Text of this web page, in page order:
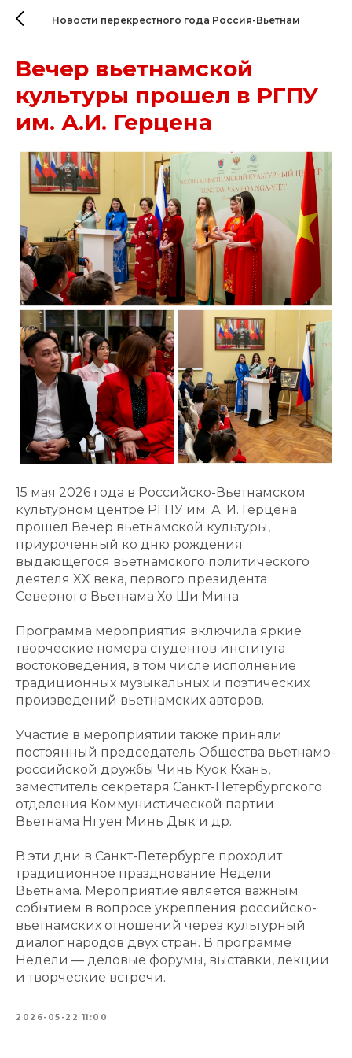
Новости перекрестного года Россия-Вьетнам
Вечер вьетнамской
культуры прошел в РГПУ
им. А.И. Герцена
15 мая 2026 года в Российско-Вьетнамском
культурном центре РГПУ им. А. И. Герцена
прошел Вечер вьетнамской культуры,
приуроченный ко дню рождения
выдающегося вьетнамского политического
деятеля XX века, первого президента
Северного Вьетнама Хо Ши Мина.
Программа мероприятия включила яркие
творческие номера студентов института
востоковедения, в том числе исполнение
традиционных музыкальных и поэтических
произведений вьетнамских авторов.
Участие в мероприятии также приняли
постоянный председатель Общества вьетнамо-
российской дружбы Чинь Куок Кхань,
заместитель секретаря Санкт-Петербургского
отделения Коммунистической партии
Вьетнама Нгуен Минь Дык и др.
В эти дни в Санкт-Петербурге проходит
традиционное празднование Недели
Вьетнама. Мероприятие является важным
событием в вопросе укрепления российско-
вьетнамских отношений через культурный
диалог народов двух стран. В программе
Недели — деловые форумы, выставки, лекции
и творческие встречи.
2026-05-22 11:00